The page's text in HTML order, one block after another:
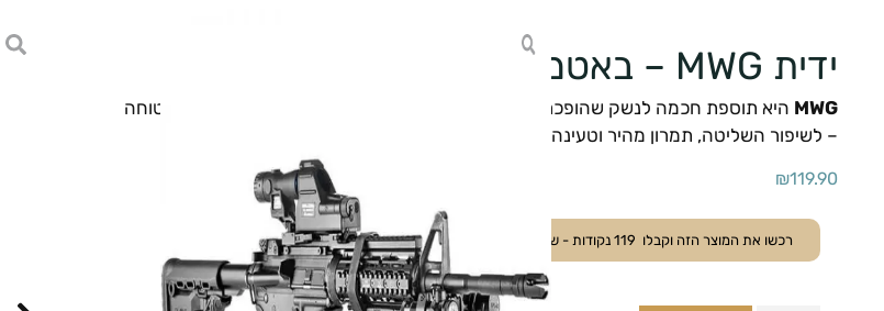
ידית MWG – באטמן לבית מחסנית M16/M4
MWG היא תוספת חכמה לנשק שהופכת את בית המחסנית לידית קדמית ארגונומית, נוחה ובטוחה
– לשיפור השליטה, תמרון מהיר וטעינה יעילה יותר.
₪119.90
רכשו את המוצר הזה וקבלו 119 נקודות - ששוות